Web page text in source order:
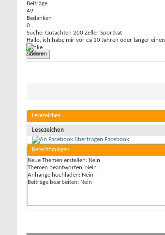
Beiträge
49
Bedanken
0
Suche: Gutachten 200 Zeller Sportkat
Hallo, ich habe mir vor ca 10 Jahren oder länger
Danke
Zitieren
Lesezeichen
Lesezeichen
Facebook
Berechtigungen
Neue Themen erstellen: Nein
Themen beantworten: Nein
Anhänge hochladen: Nein
Beiträge bearbeiten: Nein